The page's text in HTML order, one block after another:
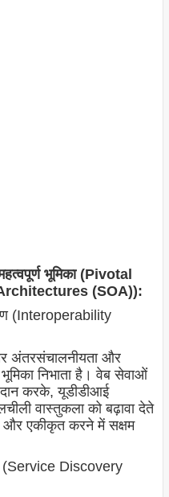
भूमिका (Pivotal
(SOA)):
(Interoperability
अंतरसंचालनीयता और
निभाता है। वेब सेवाओं
करके, यूडीडीआई
वास्तुकला को बढ़ावा देते
और एकीकृत करने में सक्षम
(Service Discovery